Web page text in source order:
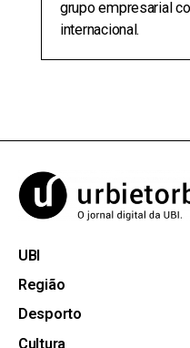
grupo empresarial
internacional.
UBI
Região
Desporto
Cultura